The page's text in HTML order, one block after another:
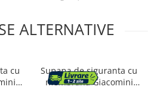
ALTERNATIVE
cu
Supapa de siguranta cu
membrana Giacomini